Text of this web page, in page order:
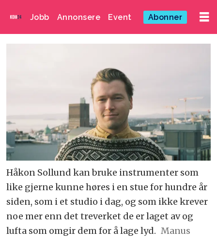
Jobb Annonsere Event Abonner
Håkon Sollund kan bruke instrumenter som
like gjerne kunne høres i en stue for hundre år
siden, som i et studio i dag, og som ikke krever
noe mer enn det treverket de er laget av og
lufta som omgir dem for å lage lyd. Manus